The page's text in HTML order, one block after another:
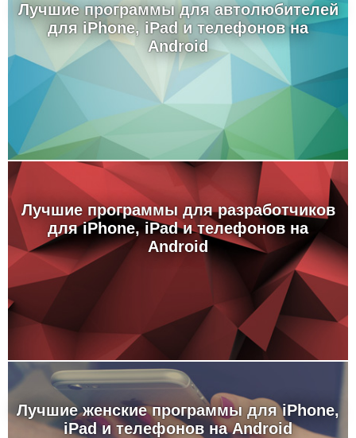
Лучшие программы для автолюбителей
для iPhone, iPad и телефонов на
Android
Лучшие программы для разработчиков
для iPhone, iPad и телефонов на
Android
Лучшие женские программы для iPhone,
iPad и телефонов на Android